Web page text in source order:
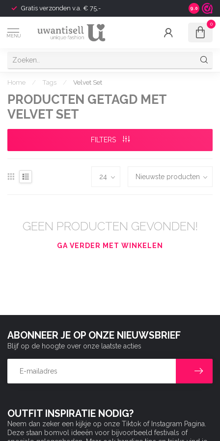
Gratis verzonden v.a. € 75,- Shipping
9.0
MENU
0
Home / Tags / Velvet Set
PRODUCTEN GETAGD MET
VELVET SET
FILTERS
GEEN PRODUCTEN GEVONDEN!
GA VERDER MET WINKELEN
OUTFIT INSPIRATIE NODIG?
Neem dan zeker een kijkje op onze Tiktok of Instagram Pagina.
Deze staan bomvol ideeën voor bijvoorbeeld festivals of
ABONNEER JE OP ONZE NIEUWSBRIEF
Blijf op de hoogte over onze laatste acties